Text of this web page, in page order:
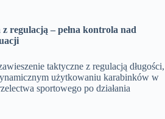
regulacją – pełna kontrola nad
taktyczne z regulacją długości,
użytkowaniu karabinków w
sportowego po działania